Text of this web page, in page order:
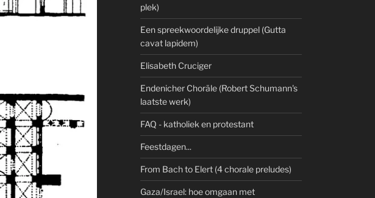
plek)
Een spreekwoordelijke druppel (Gutta
cavat lapidem)
Elisabeth Cruciger
Endenicher Choräle (Robert Schumann's
laatste werk)
FAQ - katholiek en protestant
Feestdagen...
From Bach to Elert (4 chorale preludes)
Gaza/Israel: hoe omgaan met